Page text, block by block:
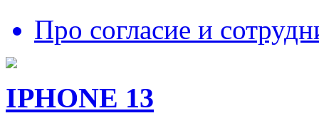
Про согласие и
IPHONE 13